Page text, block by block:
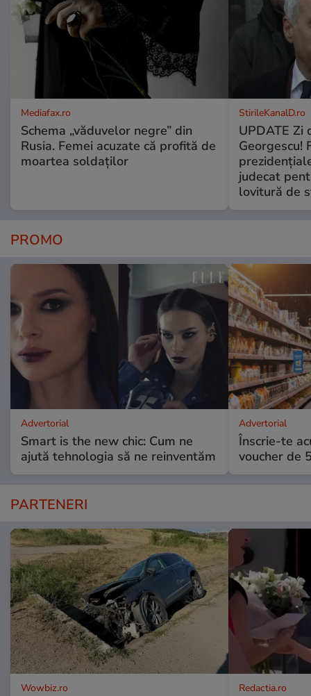
Mediafax.ro
Schema „văduvelor negre” din
Rusia. Femei acuzate că profită de
moartea soldaților
StirileKanalD.ro
UPDATE Zi
Georgescu!
judecat
lovitură de
PROMO
Advertorial
Smart is the new chic: Cum ne
ajută tehnologia să ne reinventăm
Advertorial
Înscrie-te
voucher de
PARTENERI
Wowbiz.ro Redactia.ro